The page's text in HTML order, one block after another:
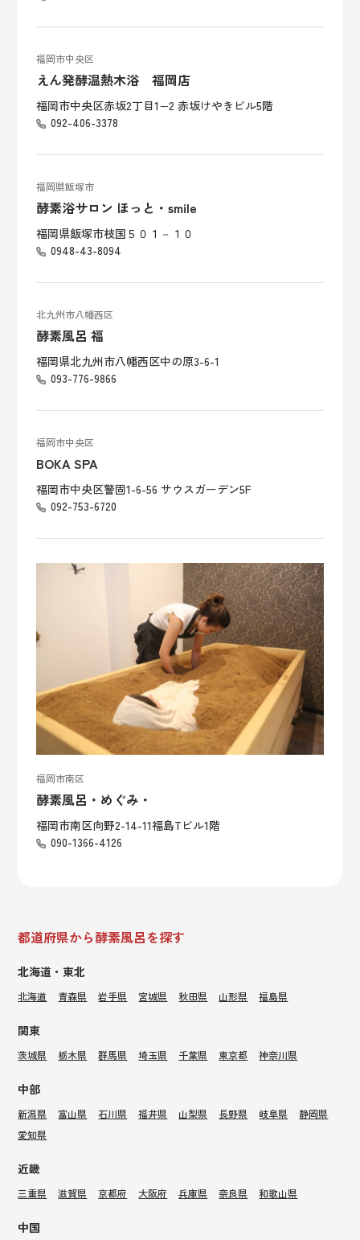
福岡市中央区
えん発酵温熱木浴 福岡店
福岡市中央区赤坂2丁目1−2 赤坂けやきビル5階
092-406-3378
福岡県飯塚市
酵素浴サロン ほっと・smile
福岡県飯塚市枝国５０１－１０
0948-43-8094
北九州市八幡西区
酵素風呂 福
福岡県北九州市八幡西区中の原3-6-1
093-776-9866
福岡市中央区
BOKA SPA
福岡市中央区警固1-6-56 サウスガーデン5F
092-753-6720
福岡市南区
酵素風呂・めぐみ・
福岡市南区向野2-14-11福島Tビル1階
090-1366-4126
都道府県から酵素風呂を探す
北海道・東北
北海道 青森県 岩手県 宮城県 秋田県 山形県 福島県
関東
茨城県 栃木県 群馬県 埼玉県 千葉県 東京都 神奈川県
中部
新潟県 富山県 石川県 福井県 山梨県 長野県 岐阜県
静岡県
愛知県
近畿
三重県 滋賀県 京都府 大阪府 兵庫県 奈良県 和歌山県
中国